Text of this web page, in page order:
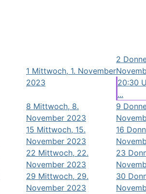
1 Mittwoch, 1. November
2023
2
20:30
...
8 Mittwoch, 8.
November 2023
9
15 Mittwoch, 15.
November 2023
16
22 Mittwoch, 22.
November 2023
23
29 Mittwoch, 29.
November 2023
30